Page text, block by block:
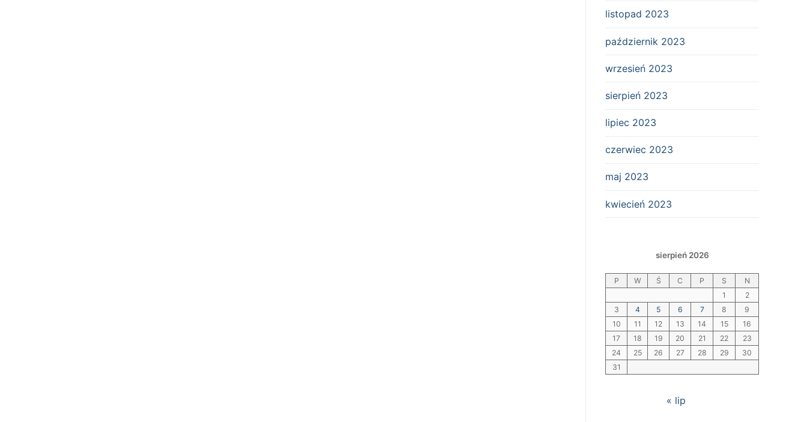
listopad 2023
październik 2023
wrzesień 2023
sierpień 2023
lipiec 2023
czerwiec 2023
maj 2023
kwiecień 2023
sierpień 2026
P W Ś C P S
N
1
2
3
4 5 6 7 8
9
10
11 12 13 14 15
16
17
18 19 20 21 22
23
24
25 26 27 28 29
30
31
« lip